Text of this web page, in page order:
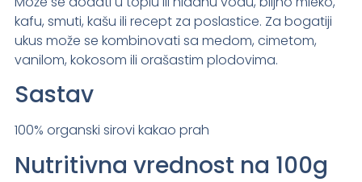
kafu, smuti, kašu ili recept za poslastice. Za bogatiji
ukus može se kombinovati sa medom, cimetom,
vanilom, kokosom ili orašastim plodovima.
Sastav
100% organski sirovi kakao prah
Nutritivna vrednost na 100g